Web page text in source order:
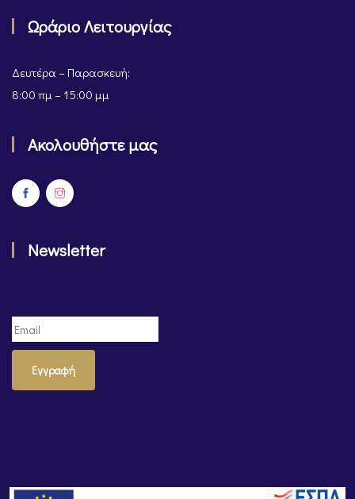
Ωράριο Λειτουργίας
Δευτέρα – Παρασκευή:
8:00 πμ – 15:00 μμ
Ακολουθήστε μας
Newsletter
Εγγραφή